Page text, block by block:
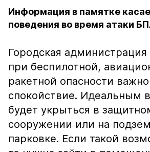
Информация в памятке
поведения во время атаки
Городская
при беспилотной,
ракетной опасности
спокойствие. Идеальным
будет укрыться в
сооружении или на
парковке. Если такой